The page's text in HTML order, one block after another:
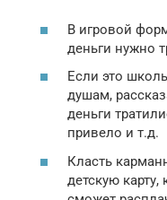
В игровой
деньги нужно
Если это
душам,
деньги
привело и т.д.
Класть
детскую